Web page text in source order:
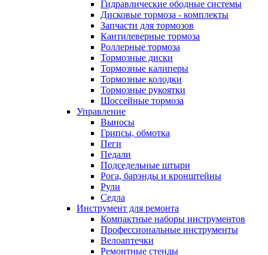
Гидравлические ободные системы
Дисковые тормоза - комплекты
Запчасти для тормозов
Кантилеверные тормоза
Роллерные тормоза
Тормозные диски
Тормозные калиперы
Тормозные колодки
Тормозные рукоятки
Шоссейные тормоза
Управление
Выносы
Грипсы, обмотка
Пеги
Педали
Подседельные штыри
Рога, барэнды и кронштейны
Рули
Седла
Инструмент для ремонта
Компактные наборы инструментов
Профессиональные инструменты
Велоаптечки
Ремонтные стенды